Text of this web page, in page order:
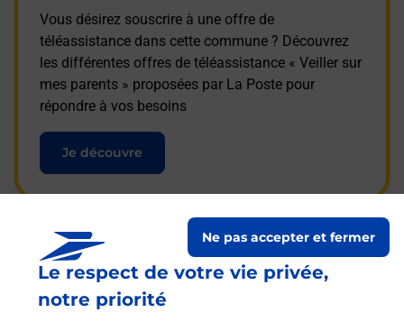
Le respect de votre vie privée,
notre priorité
Ne pas accepter et fermer
Vous désirez souscrire à une offre de
téléassistance dans cette commune ? Découvrez
les différentes offres de téléassistance « Veiller sur
mes parents » proposées par La Poste pour
répondre à vos besoins
Je découvre
Questions fréquemment
posées